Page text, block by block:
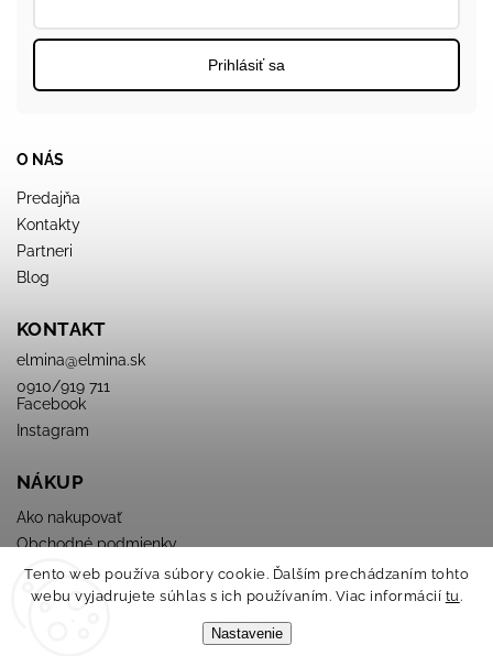
Tento web používa súbory cookie. Ďalším prechádzaním tohto
webu vyjadrujete súhlas s ich používaním. Viac informácií tu.
Nastavenie
O NÁS
Predajňa
Kontakty
Partneri
Blog
KONTAKT
elmina@elmina.sk
0910/919 711
Facebook
Instagram
NÁKUP
Ako nakupovať
Obchodné podmienky
Podmienky ochrany osobných údajov
Prihlásiť sa